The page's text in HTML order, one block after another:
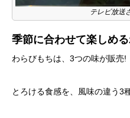
テレビ放送
季節に合わせて楽しめる
わらびもちは、3つの味が販売!
とろける食感を、風味の違う3